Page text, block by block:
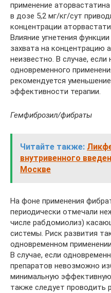
применение
в дозе 5,2 мг/кг/сут
концентрации
Влияние угнетения
захвата на концентрацию
неизвестно. В случае,
одновременного
рекомендуется
эффективности терапии.
Гемфиброзил/фибраты
Читайте также:
внутривенного
Москве
На фоне применения
периодически отмечали
числе рабдомиолиз)
системы. Риск развития
одновременном
В случае, если
препаратов невозможно
минимальную
также следует проводить